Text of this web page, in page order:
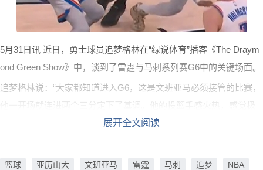
5月31日讯 近日，勇士球员追梦格林在“绿说体育”播客《The Draym
ond Green Show》中，谈到了雷霆与马刺系列赛G6中的关键场面。
追梦格林说：“大家都知道进入G6，这是文班亚马必须接管的比赛，
佳，全场观众都被点燃了。这绝对是今晚的高光时刻。”
折点。卡特·布莱恩特直接冲向亚历山大。把他放倒了。
大伙儿，那
展开全文阅读
篮球 亚历山大 文班亚马 雷霆 马刺 追梦
NBA